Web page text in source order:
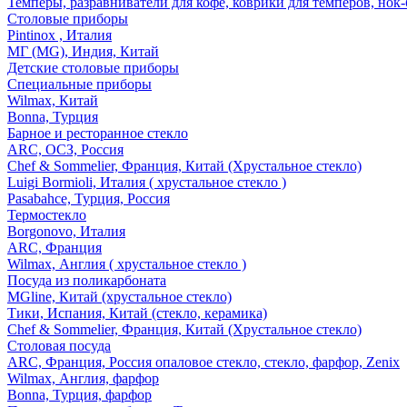
Столовые приборы
Pintinox , Италия
МГ (MG), Индия, Китай
Детские столовые приборы
Специальные приборы
Wilmax, Китай
Bonna, Турция
Барное и ресторанное стекло
ARC, ОСЗ, Россия
Chef & Sommelier, Франция, Китай (Хрустальное стекло)
Luigi Bormioli, Италия ( хрустальное стекло )
Pasabahce, Турция, Россия
Термостекло
Borgonovo, Италия
ARC, Франция
Wilmax, Англия ( хрустальное стекло )
Посуда из поликарбоната
MGline, Китай (хрустальное стекло)
Тики, Испания, Китай (стекло, керамика)
Chef & Sommelier, Франция, Китай (Хрустальное стекло)
Столовая посуда
ARC, Франция, Россия опаловое стекло, стекло, фарфор, Zenix
Wilmax, Англия, фарфор
Bonna, Турция, фарфор